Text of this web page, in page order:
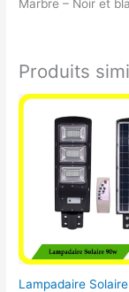
Marbre – Noir et
Produits
Lampadaire